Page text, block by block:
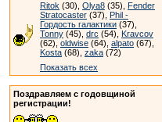
Ritok (30), Olya8 (35), Fender
Stratocaster (37), Phil -
Гордость галактики (37),
Tonny (45), drc (54), Kravcov
(62), oldwise (64), alpato (67),
Kosta (68), zaka (72)
Показать всех
Поздравляем с годовщиной
регистрации!